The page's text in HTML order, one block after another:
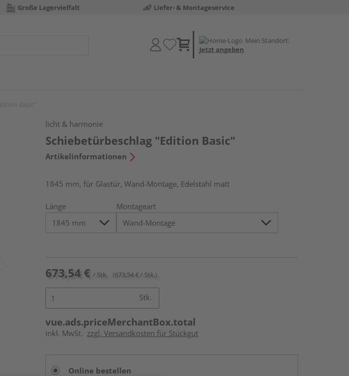
Große Lagervielfalt Liefer- & Montageservice
Mein Standort:
Jetzt angeben
licht & harmonie
Schiebetürbeschlag "Edition Basic"
Artikelinformationen
1845 mm, für Glastür, Wand-Montage, Edelstahl matt
Länge Montageart
673,54 € / Stk. (673,54 € / Stk.)
Stk.
vue.ads.priceMerchantBox.total
inkl. MwSt. zzgl. Versandkosten für Stückgut
Online bestellen